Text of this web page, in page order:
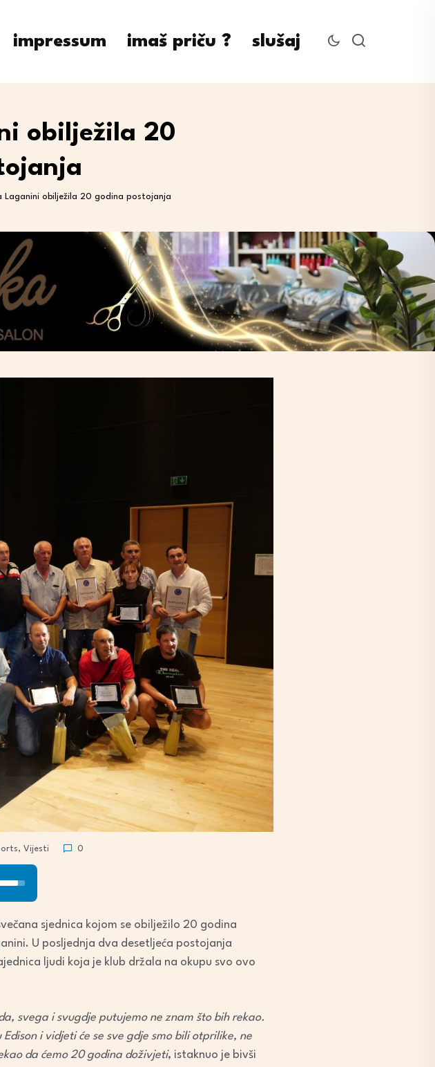
impressum imaš priču ? slušaj
obilježila 20
Laganini obilježila 20 godina postojanja
, Vijesti 0
Down
sjednica kojom se obilježilo 20 godina
U posljednja dva desetljeća postojanja
ljudi koja je klub držala na okupu svo ovo
svega i svugdje putujemo ne znam što bih rekao.
i vidjeti će se sve gdje smo bili otprilike, ne
da ćemo 20 godina doživjeti, istaknuo je bivši